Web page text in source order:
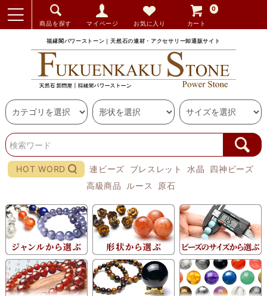
商品を探す マイページ お気に入り カート
0
福縁閣パワーストーン｜天然石の連材・アクセサリー卸通販サイト
HOT WORD 連ビーズ ブレスレット 水晶
四神ビーズ
高級商品
ルース 原石